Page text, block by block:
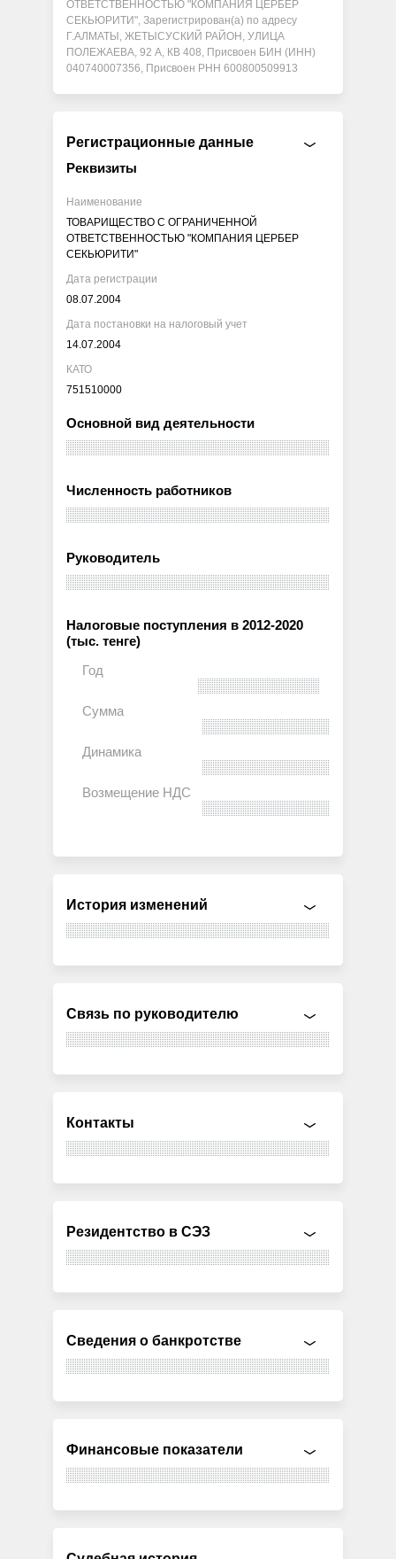
ОТВЕТСТВЕННОСТЬЮ "КОМПАНИЯ ЦЕРБЕР
СЕКЬЮРИТИ", Зарегистрирован(а) по адресу
Г.АЛМАТЫ, ЖЕТЫСУСКИЙ РАЙОН, УЛИЦА
ПОЛЕЖАЕВА, 92 А, КВ 408, Присвоен БИН (ИНН)
040740007356, Присвоен РНН 600800509913
Регистрационные данные
Реквизиты
Наименование
ТОВАРИЩЕСТВО С ОГРАНИЧЕННОЙ
ОТВЕТСТВЕННОСТЬЮ "КОМПАНИЯ ЦЕРБЕР
СЕКЬЮРИТИ"
Дата регистрации
08.07.2004
Дата постановки на налоговый учет
14.07.2004
КАТО
751510000
Основной вид деятельности
Численность работников
Руководитель
Налоговые поступления в 2012-2020
(тыс. тенге)
История изменений
Связь по руководителю
Контакты
Резидентство в СЭЗ
Сведения о банкротстве
Финансовые показатели